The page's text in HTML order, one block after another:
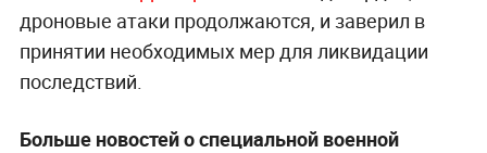
дроновые атаки продолжаются, и заверил в
принятии необходимых мер для ликвидации
последствий.
Больше новостей о специальной военной